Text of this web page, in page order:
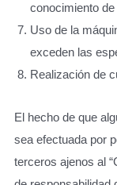
conocimiento
Uso de la
exceden las
Realización de
El hecho de que
sea efectuada por
terceros ajenos al